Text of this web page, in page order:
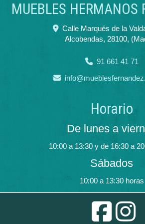
MUEBLES HERMANOS
Calle Marqués de la
Alcobendas, 28100,
91 661 41 71
info
Horario
De lunes a
10:00 a 13:30 y de 16:30 a
Sábados
10:00 a 13:30 horas